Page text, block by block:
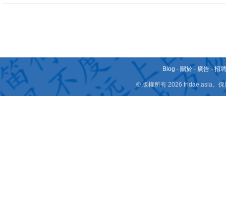
Blog - 關於 - 廣告 -招
© 版權所有 2026 fridae.asia。